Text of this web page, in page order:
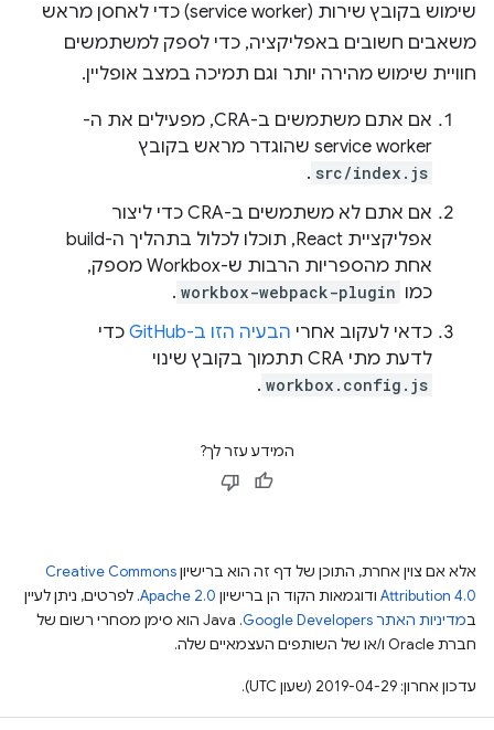
שימוש בקובץ שירות (service worker) כדי לאחסן מראש
משאבים חשובים באפליקציה, כדי לספק למשתמשים
חוויית שימוש מהירה יותר וגם תמיכה במצב אופליין.
אם אתם משתמשים ב-CRA, מפעילים את ה-
service worker שהוגדר מראש בקובץ
src/index.js
.
אם אתם לא משתמשים ב-CRA כדי ליצור
אפליקציית React, תוכלו לכלול בתהליך ה-build
אחת מהספריות הרבות ש-Workbox מספק,
כמו workbox-webpack-plugin
.
כדאי לעקוב אחרי הבעיה הזו ב-GitHub
כדי
לדעת מתי CRA תתמוך בקובץ שינוי
workbox.config.js
.
המידע עזר לך?
אלא אם צוין אחרת, התוכן של דף זה הוא ברישיוןCreative Commons
Attribution 4.0 ודוגמאות הקוד הן ברישיון Apache 2.0. לפרטים, ניתן לעיין
במדיניות האתר Google Developers‏
.‏ Java הוא סימן מסחרי רשום של
חברת Oracle ו/או של השותפים העצמאיים שלה.
עדכון אחרון: 2019-04-29 (שעון UTC).